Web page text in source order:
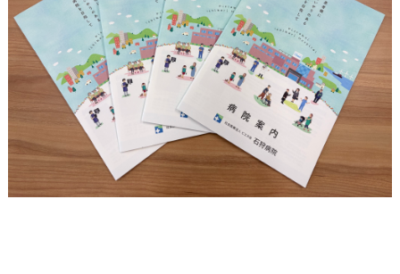
看護部
健康診断のご案内 新着情報
休診情報 トピックス・ギャラリー